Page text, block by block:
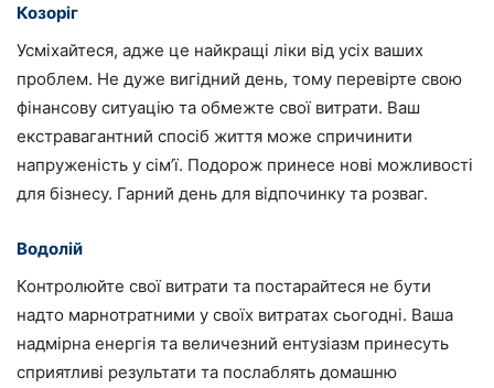
Козоріг
Усміхайтеся, адже це найкращі ліки від усіх ваших
проблем. Не дуже вигідний день, тому перевірте свою
фінансову ситуацію та обмежте свої витрати. Ваш
екстравагантний спосіб життя може спричинити
напруженість у сім’ї. Подорож принесе нові можливості
для бізнесу. Гарний день для відпочинку та розваг.
Водолій
Контролюйте свої витрати та постарайтеся не бути
надто марнотратними у своїх витратах сьогодні. Ваша
надмірна енергія та величезний ентузіазм принесуть
сприятливі результати та послаблять домашню